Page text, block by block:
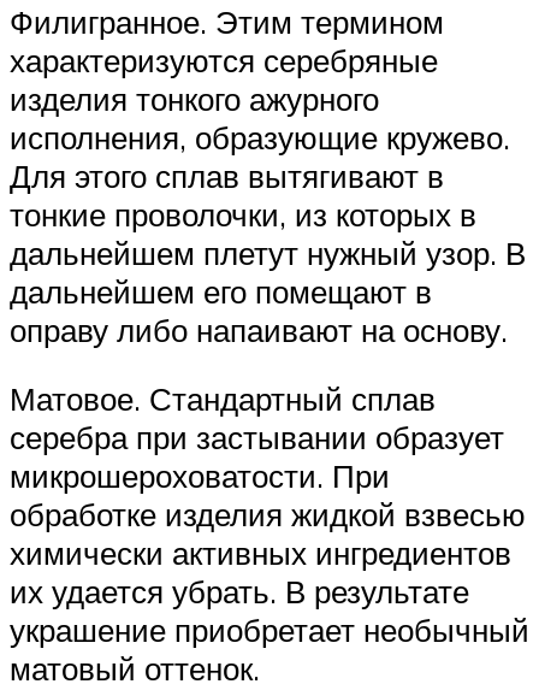
Филигранное. Этим термином
характеризуются серебряные
изделия тонкого ажурного
исполнения, образующие кружево.
Для этого сплав вытягивают в
тонкие проволочки, из которых в
дальнейшем плетут нужный узор. В
дальнейшем его помещают в
оправу либо напаивают на основу.
Матовое. Стандартный сплав
серебра при застывании образует
микрошероховатости. При
обработке изделия жидкой взвесью
химически активных ингредиентов
их удается убрать. В результате
украшение приобретает необычный
матовый оттенок.